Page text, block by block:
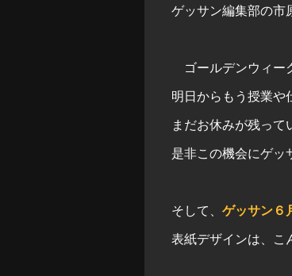
ゲッサン編集部の市
ゴールデンウィー
明日からもう授業や
まだお休みが残って
是非この機会にゲッ
そして、 ゲッサン６
表紙デザインは、こ